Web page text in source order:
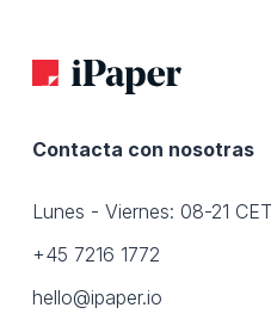
Contacta con nosotras
Lunes - Viernes: 08-21 CET
+45 7216 1772
hello@ipaper.io